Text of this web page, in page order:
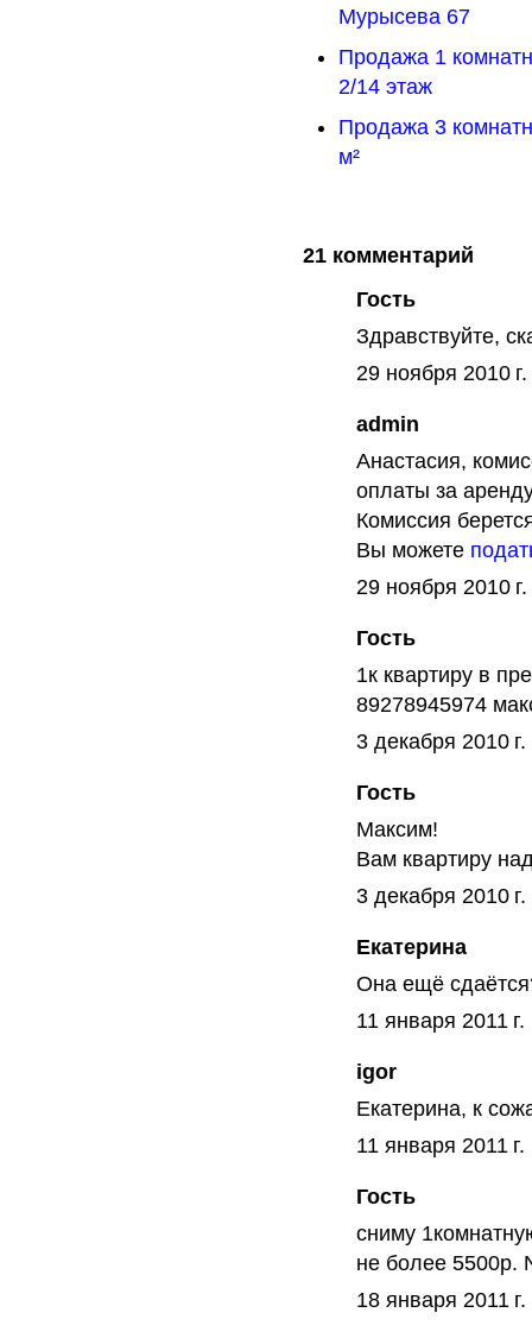
Мурысева 67
Продажа 1
2/14 этаж
Продажа 3
м²
21 комментарий
Гость
Здравствуйте,
29 ноября 2010
admin
Анастасия,
оплаты за
Комиссия
Вы можете
29 ноября 2010
Гость
1к квартиру в
89278945974
3 декабря 2010
Гость
Максим!
Вам квартиру
3 декабря 2010
Екатерина
Она ещё
11 января 2011
igor
Екатерина, к
11 января 2011
Гость
сниму
не более 5500р.
18 января 2011